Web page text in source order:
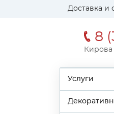
Доставка и
8
Кирова
Услуги